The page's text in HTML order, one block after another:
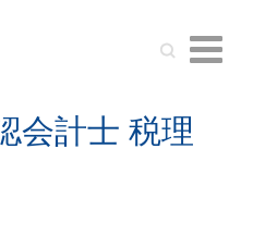
Search
会計士 税理